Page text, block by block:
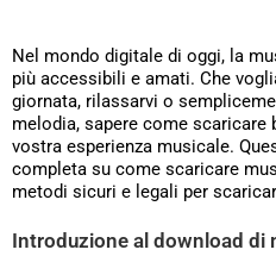
Nel mondo digitale di oggi, la
più accessibili e amati. Che
giornata, rilassarvi o
melodia, sapere come scaricare
vostra esperienza musicale.
completa su come scaricare
metodi sicuri e legali per
Introduzione al download di